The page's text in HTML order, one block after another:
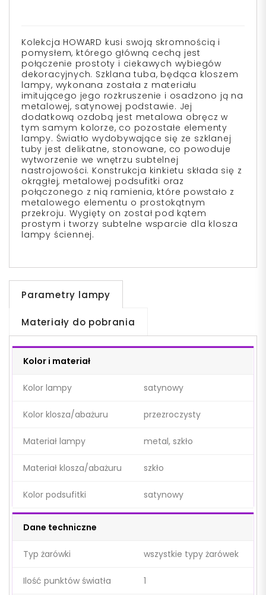
Kolekcja HOWARD kusi swoją skromnością i
pomysłem, którego główną cechą jest
połączenie prostoty i ciekawych wybiegów
dekoracyjnych. Szklana tuba, będąca kloszem
lampy, wykonana została z materiału
imitującego jego rozkruszenie i osadzono ją na
metalowej, satynowej podstawie. Jej
dodatkową ozdobą jest metalowa obręcz w
tym samym kolorze, co pozostałe elementy
lampy. Światło wydobywające się ze szklanej
tuby jest delikatne, stonowane, co powoduje
wytworzenie we wnętrzu subtelnej
nastrojowości. Konstrukcja kinkietu składa się z
okrągłej, metalowej podsufitki oraz
połączonego z nią ramienia, które powstało z
metalowego elementu o prostokątnym
przekroju. Wygięty on został pod kątem
prostym i tworzy subtelne wsparcie dla klosza
lampy ściennej.
Parametry lampy
Materiały do pobrania
Kolor i materiał
Kolor lampy satynowy
Kolor klosza/abażuru przezroczysty
Materiał lampy metal, szkło
Materiał klosza/abażuru szkło
Kolor podsufitki satynowy
Dane techniczne
Typ żarówki wszystkie typy żarówek
Ilość punktów światła 1